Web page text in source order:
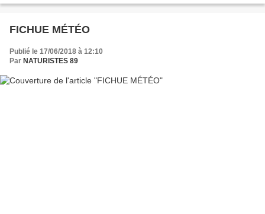
FICHUE MÉTÉO
Publié le 17/06/2018 à 12:10
Par NATURISTES 89